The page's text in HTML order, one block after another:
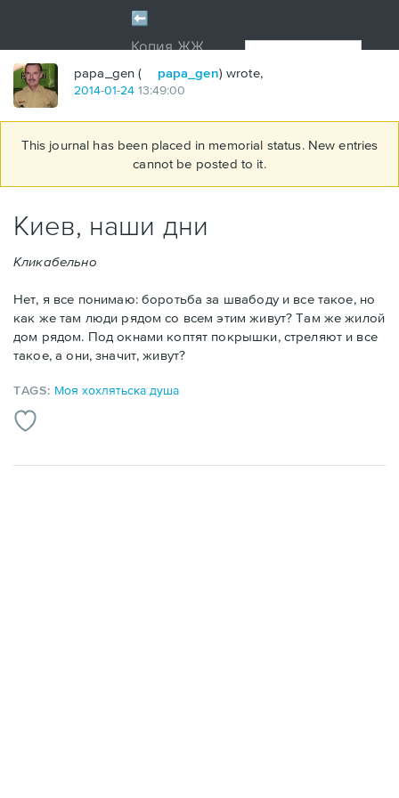
papa_gen ( papa_gen) wrote,
2014-01-24 13:49:00
This journal has been placed in memorial status. New entries
cannot be posted to it.
Киев, наши дни
Кликабельно
Нет, я все понимаю: боротьба за швабоду и все такое, но
как же там люди рядом со всем этим живут? Там же жилой
дом рядом. Под окнами коптят покрышки, стреляют и все
такое, а они, значит, живут?
TAGS: Моя хохлятьска душа